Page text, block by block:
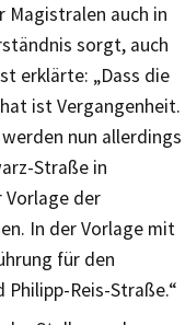
Magistralen auch in
sorgt, auch
erklärte: „Dass die
ist Vergangenheit.
nun allerdings
Straße in
Vorlage der
In der Vorlage mit
für den
Reis-Straße.“